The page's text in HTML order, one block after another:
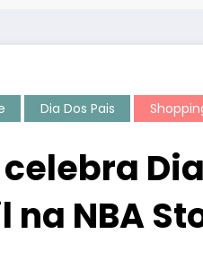
Dia Dos Pais
celebra
na NBA